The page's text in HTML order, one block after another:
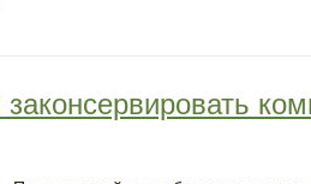
законсервировать